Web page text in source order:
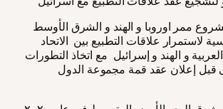
ممر اوروبا و الهند و الشرق الأوسط
لاستمرار علاقات التطبيع بين الاتحاد
و الهند و إسرائيل مع اتخاذ التطورات
قبل إعلان عقد قمة مجموعة الدول